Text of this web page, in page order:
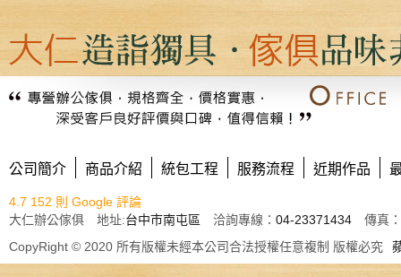
公司簡介 商品介紹 統包工程 服務流程 近期作品
4.7 152 則 Google 評論
大仁辦公傢俱 地址:台中市南屯區 洽詢專線： 04-23371434 傳真
CopyRight © 2020 所有版權未經本公司合法授權任意複制 版權必究